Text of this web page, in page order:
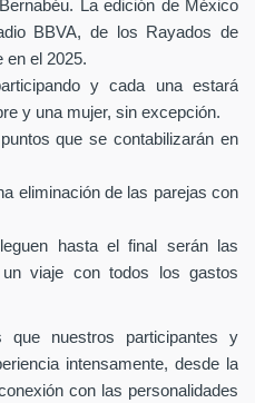
La edición de México
BBVA, de los Rayados de
en el 2025.
y cada una estará
y una mujer, sin excepción.
que se contabilizarán en
eliminación de las parejas con
hasta el final serán las
viaje con todos los gastos
que nuestros participantes y
intensamente, desde la
con las personalidades